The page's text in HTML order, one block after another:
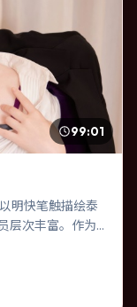
99:01
明快笔触描绘泰
层次丰富。作为
向不可逆转的